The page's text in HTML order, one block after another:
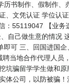
书制作、假制作、
、文凭认证 学位认
55119047 【业务
自己做生意的情况
可 三、回国进国企
当地合作代理人员
坑骗留学学生做和
体公司，以防被骗